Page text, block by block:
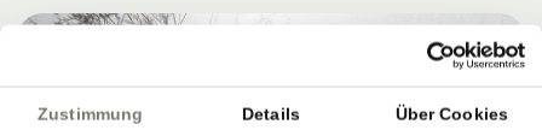
Zustimmung Details Über Cookies